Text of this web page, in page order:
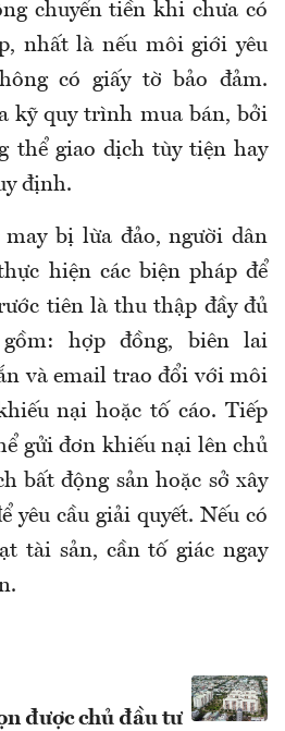
chuyển tiền khi chưa có
nhất là nếu môi giới yêu
có giấy tờ bảo đảm.
kỹ quy trình mua bán, bởi
thể giao dịch tùy tiện hay
định.
bị lừa đảo, người dân
hiện các biện pháp để
tiên là thu thập đầy đủ
gồm: hợp đồng, biên lai
và email trao đổi với môi
nại hoặc tố cáo. Tiếp
gửi đơn khiếu nại lên chủ
bất động sản hoặc sở xây
yêu cầu giải quyết. Nếu có
tài sản, cần tố giác ngay
được chủ đầu tư